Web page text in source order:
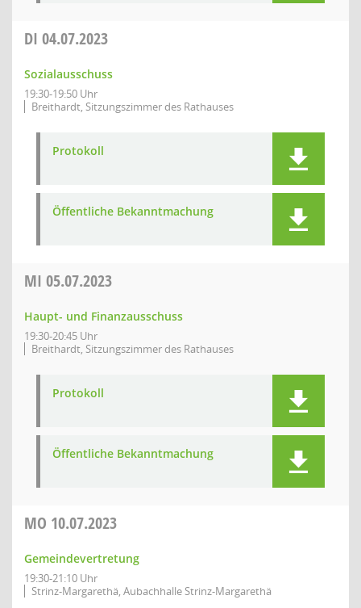
DI 04.07.2023
Sozialausschuss
19:30-19:50 Uhr
Breithardt, Sitzungszimmer des Rathauses
Protokoll
Öffentliche Bekanntmachung
MI 05.07.2023
Haupt- und Finanzausschuss
19:30-20:45 Uhr
Breithardt, Sitzungszimmer des Rathauses
Protokoll
Öffentliche Bekanntmachung
MO 10.07.2023
Gemeindevertretung
19:30-21:10 Uhr
Strinz-Margarethä, Aubachhalle Strinz-Margarethä